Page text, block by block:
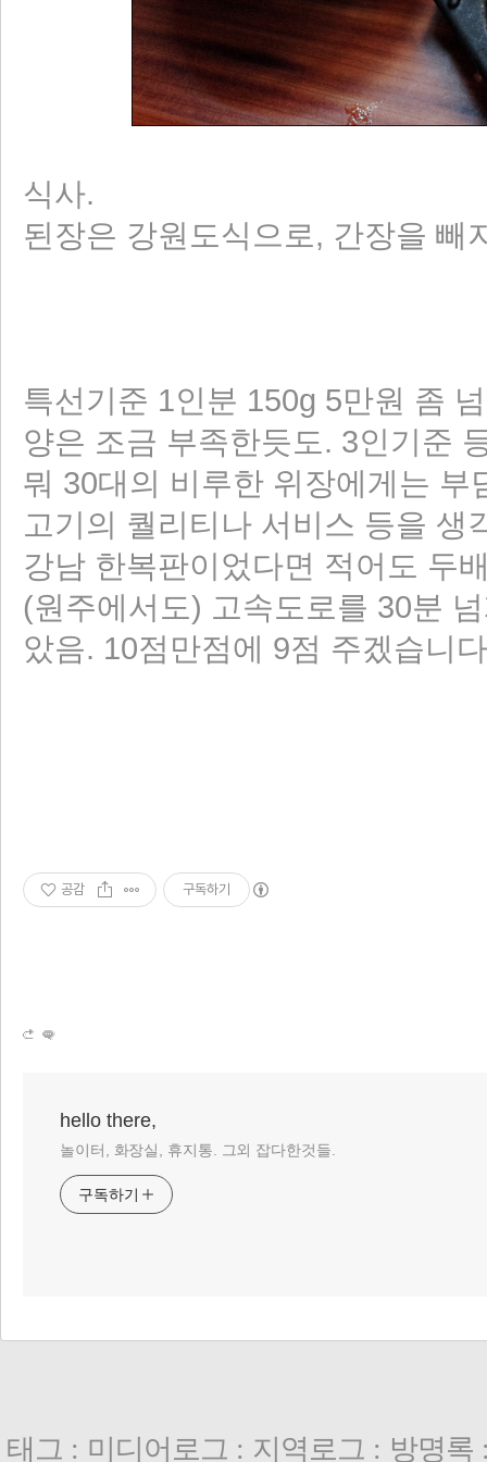
식사.
된장은 강원도식으로, 간장을 빼
특선기준 1인분 150g 5만원 좀
양은 조금 부족한듯도. 3인기준
뭐 30대의 비루한 위장에게는
고기의 퀄리티나 서비스 등을
강남 한복판이었다면 적어도 두
(원주에서도) 고속도로를 30분
았음. 10점만점에 9점 주겠습니
공감 구독하기
hello there,
놀이터, 화장실, 휴지통. 그외 잡다한것들.
구독하기
태그 : 미디어로그 : 지역로그 : 방명록